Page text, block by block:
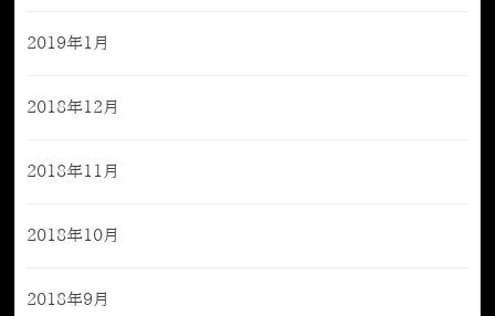
2019年1月
2018年12月
2018年11月
2018年10月
2018年9月